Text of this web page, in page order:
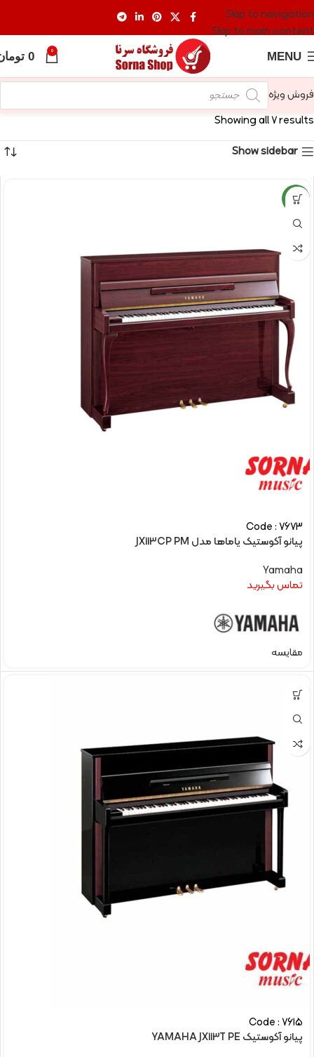
Skip to navigation
Skip to main content
MENU
0
0
فروش ویژه
Showing all 7 results
Show sidebar
NEW
Code : 7673
پیانو آکوستیک یاماها مدل JX113CP PM
Yamaha
تماس بگیرید
مقایسه
Code : 7615
پیانو آکوستیک YAMAHA JX113T PE